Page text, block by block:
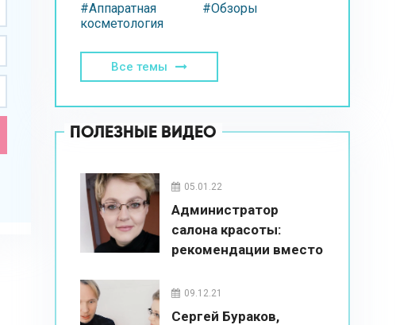
#Аппаратная
косметология
#Обзоры
Все темы
ПОЛЕЗНЫЕ ВИДЕО
05.01.22
Администратор
салона красоты:
рекомендации вместо
09.12.21
Сергей Бураков,